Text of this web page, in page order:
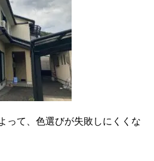
って、色選びが失敗しにくくな